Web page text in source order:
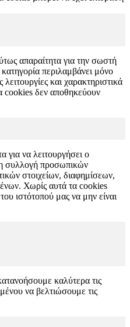
απαραίτητα για την σωστή
περιλαμβάνει μόνο
και χαρακτηριστικά
cookies δεν αποθηκεύουν
για να λειτουργήσει ο
συλλογή προσωπικών
στοιχείων, διαφημίσεων,
Χωρίς αυτά τα cookies
ιστότοπού μας να μην είναι
καλύτερα τις
να βελτιώσουμε τις